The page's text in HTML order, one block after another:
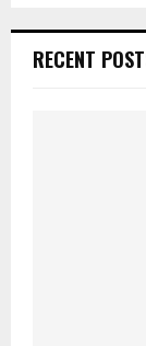
RECENT